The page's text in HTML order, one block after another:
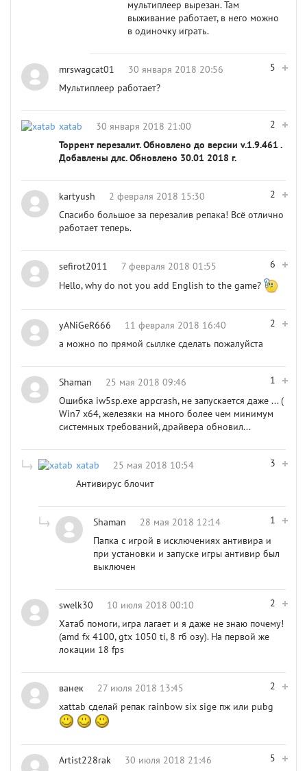
мультиплеер вырезан. Там
выживание работает, в него можно
в одиночку играть.
5
mrswagcat01
30 января 2018 20:56
Мультиплеер работает?
2
xatab
30 января 2018 21:00
Торрент перезалит. Обновлено до версии v.1.9.461 .
Добавлены длс. Обновлено 30.01 2018 г.
2
kartyush
2 февраля 2018 15:30
Спасибо большое за перезалив репака! Всё отлично
работает теперь.
6
sefirot2011
7 февраля 2018 01:55
Hello, why do not you add English to the game?
2
yANiGeR666
11 февраля 2018 16:40
а можно по прямой сыллке сделать пожалуйста
1
Shaman
25 мая 2018 09:46
Ошибка iw5sp.exe appcrash, не запускается даже ... (
Win7 x64, железяки на много более чем минимум
системных требований, драйвера обновил...
3
xatab
25 мая 2018 10:54
Антивирус блочит
1
Shaman
28 мая 2018 12:14
Папка с игрой в исключениях антивира и
при установки и запуске игры антивир был
выключен
2
swelk30
10 июля 2018 00:10
Хатаб помоги, игра лагает и я даже не знаю почему!
(amd fx 4100, gtx 1050 ti, 8 гб озу). На первой же
локации 18 fps
2
ванек
27 июля 2018 13:45
xattab сделай репак rainbow six sige пж или pubg
5
Artist228rak
30 июля 2018 21:46